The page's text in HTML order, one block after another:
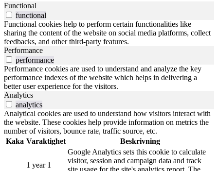
Functional
functional
Functional cookies help to perform certain functionalities like
sharing the content of the website on social media platforms, collect
feedbacks, and other third-party features.
Performance
performance
Performance cookies are used to understand and analyze the key
performance indexes of the website which helps in delivering a
better user experience for the visitors.
Analytics
analytics
Analytical cookies are used to understand how visitors interact with
the website. These cookies help provide information on metrics the
number of visitors, bounce rate, traffic source, etc.
Kaka Varaktighet Beskrivning
1 year 1
Google Analytics sets this cookie to calculate
visitor, session and campaign data and track
site usage for the site's analytics report. The